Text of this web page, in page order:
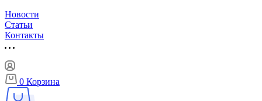
Новости
Статьи
Контакты
0 Корзина